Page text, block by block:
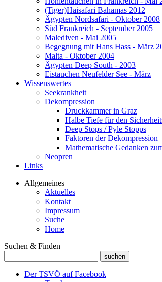
(Tiger)Haisafari Bahamas 2012
Ägypten Nordsafari - Oktober 2008
Süd Frankreich - September 2005
Malediven - Mai 2005
Begegnung mit Hans Hass - März
Malta - Oktober 2004
Ägypten Deep South - 2003
Eistauchen Neufelder See - März
Wissenswertes
Seekrankheit
Dekompression
Druckkammer in Graz
Halbe Tiefe für den
Deep Stops / Pyle Stopps
Faktoren der Dekompression
Mathematische Gedanken
Neopren
Links
Allgemeines
Aktuelles
Kontakt
Impressum
Suche
Home
Suchen & Finden
Der TSVÖ auf Facebook